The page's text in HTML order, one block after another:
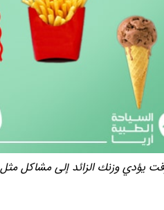
يؤدي وزنك الزائد إلى مشاكل